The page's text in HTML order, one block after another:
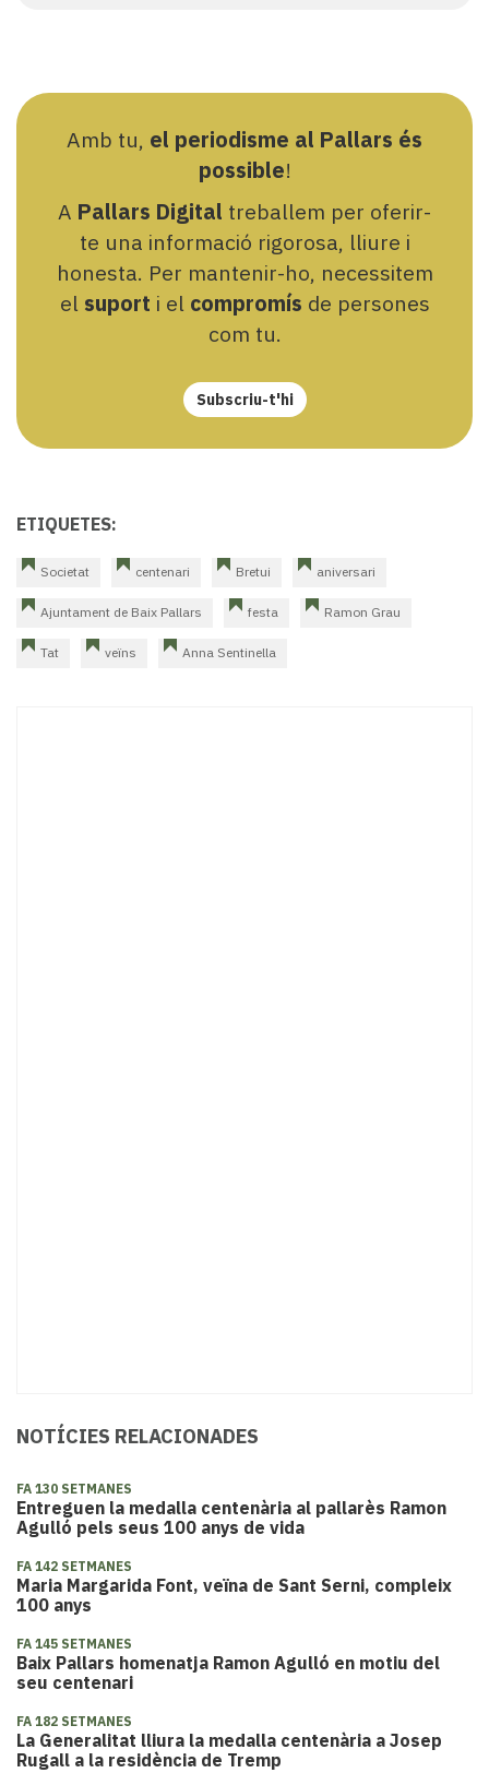
Amb tu, el periodisme al Pallars és
possible!
A Pallars Digital treballem per oferir-
te una informació rigorosa, lliure i
honesta. Per mantenir-ho, necessitem
el suport i el compromís de persones
com tu.
Subscriu-t'hi
ETIQUETES:
Societat centenari Bretui aniversari
Ajuntament de Baix Pallars festa Ramon Grau
Tat veïns Anna Sentinella
NOTÍCIES RELACIONADES
FA 130 SETMANES
Entreguen la medalla centenària al pallarès Ramon
Agulló pels seus 100 anys de vida
FA 142 SETMANES
Maria Margarida Font, veïna de Sant Serni, compleix
100 anys
FA 145 SETMANES
Baix Pallars homenatja Ramon Agulló en motiu del
seu centenari
FA 182 SETMANES
La Generalitat lliura la medalla centenària a Josep
Rugall a la residència de Tremp